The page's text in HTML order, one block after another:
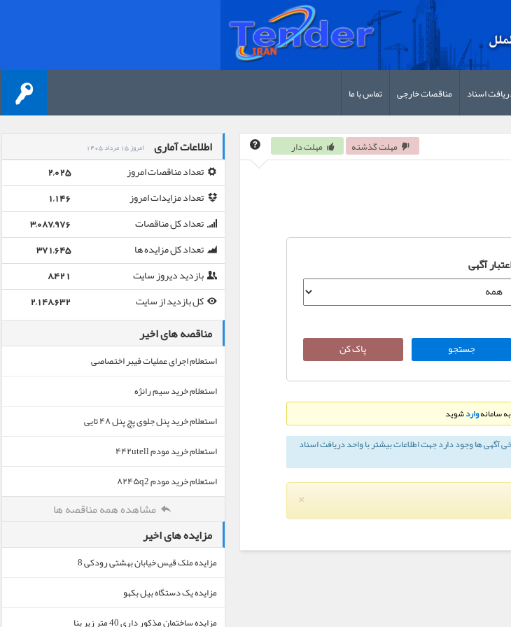
اسناد مناقصات خارجی تماس با ما
مهلت گذشته مهلت دار
اعتبار آگهی
سامانهواردشوید
آگهی ها وجود دارد جهت اطلاعات بیشتر با واحد دریافت اسناد
×
اطلاعات آماری امروز 15 مرداد 1405
تعداد مناقصات امروز
2,025
تعداد مزایدات امروز
1,146
تعداد کل مناقصات
3,087,976
تعداد کل مزایده ها
371,645
بازدید دیروز سایت
8,421
کل بازدید از سایت
2,148,632
مناقصه های اخیر
استعلام اجرای عملیات فیبر اختصاصی
استعلام خرید سیم رانژه
استعلام خرید پنل جلوی پچ پنل ۴۸ تایی
استعلام خرید مودم ۴۴۲utell
استعلام خرید مودم ۸۲۴۵q2
مشاهده همه مناقصه ها
مزایده های اخیر
مزایده ملک قیس خیابان بهشتی رودکی 8
مزایده یک دستگاه بیل بکهو
مزایده ساختمان مذکور داری 40 متر زیر بنا